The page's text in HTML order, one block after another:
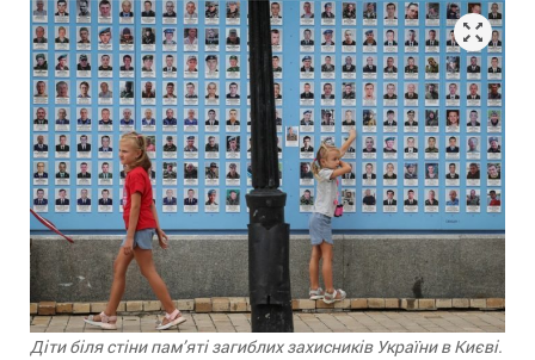
Діти біля стіни пам’яті загиблих захисників України в Києві.